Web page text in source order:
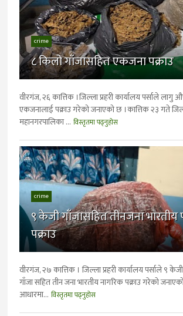
crime
८ किलो गाँजासहित एकजना पक्राउ
वीरगंज, २६ कात्तिक ।जिल्ला प्रहरी कार्यालय पर्साले लागु
एकजनालाई पक्राउ गरेको जनाएको छ ।कात्तिक २३ गते
महानगरपालिका ... विस्तृतमा पढ्नुहोस
crime
९ केजी गाँजासहित तीनजना भारतीय
पक्राउ
वीरगंज, २७ कात्तिक । जिल्ला प्रहरी कार्यालय पर्साले ९
गाँजा सहित तीन जना भारतीय नागरिक पक्राउ गरेको
आधारमा... विस्तृतमा पढ्नुहोस